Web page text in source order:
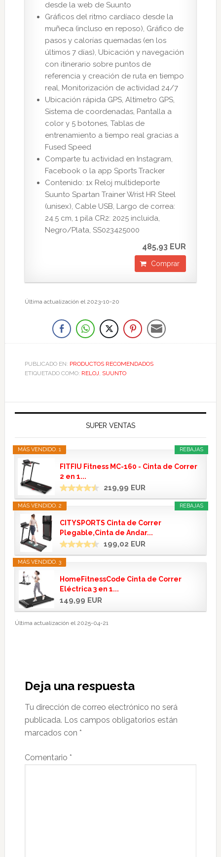
desde la web de Suunto
Gráficos del ritmo cardíaco desde la
muñeca (incluso en reposo), Gráfico de
pasos y calorías quemadas (en los
últimos 7 días), Ubicación y navegación
con itinerario sobre puntos de
referencia y creación de ruta en tiempo
real, Monitorización de actividad 24/7
Ubicación rápida GPS, Altímetro GPS,
Sistema de coordenadas, Pantalla a
color y 5 botones, Tablas de
entrenamiento a tiempo real gracias a
Fused Speed
Comparte tu actividad en Instagram,
Facebook o la app Sports Tracker
Contenido: 1x Reloj multideporte
Suunto Spartan Trainer Wrist HR Steel
(unisex), Cable USB, Largo de correa:
24.5 cm, 1 pila CR2: 2025 incluida,
Negro/Plata, SS023425000
485,93 EUR
Comprar
Última actualización el 2023-10-20
PUBLICADO EN: PRODUCTOS RECOMENDADOS
ETIQUETADO COMO: RELOJ, SUUNTO
SUPER VENTAS
REBAJAS
MÁS VENDIDO. 1
FITFIU Fitness MC-160 - Cinta de Correr
2 en 1...
219,99 EUR
REBAJAS
MÁS VENDIDO. 2
CITYSPORTS Cinta de Correr
Plegable,Cinta de Andar...
199,02 EUR
MÁS VENDIDO. 3
HomeFitnessCode Cinta de Correr
Eléctrica 3 en 1...
149,99 EUR
Última actualización el 2025-04-21
con
lectores
Deja una respuesta
Tu dirección de correo electrónico no será
publicada. Los campos obligatorios están
marcados con *
Comentario *